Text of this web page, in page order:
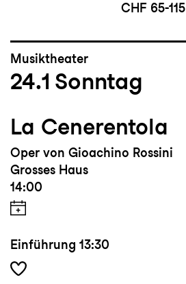
CHF 65-115
Musiktheater
24.1 Sonntag
La Cenerentola
Oper von Gioachino Rossini
Grosses Haus
14:00
Einführung 13:30